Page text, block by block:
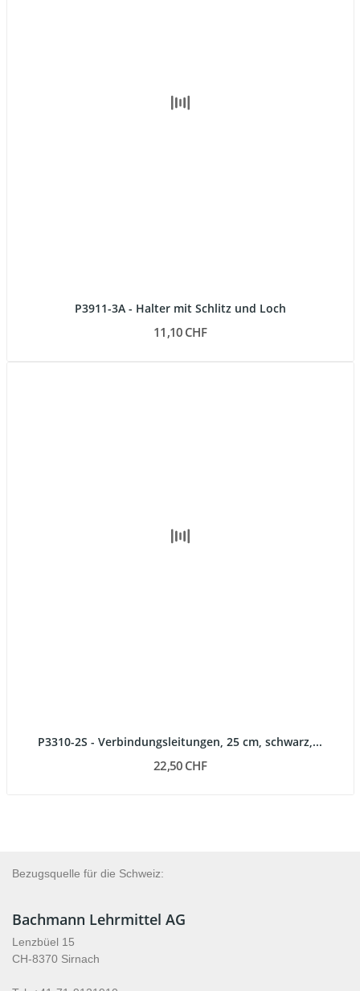
P3911-3A - Halter mit Schlitz und Loch
11,10 CHF
P3310-2S - Verbindungsleitungen, 25 cm, schwarz,...
22,50 CHF
Bezugsquelle für die Schweiz:
Bachmann Lehrmittel AG
Lenzbüel 15
CH-8370 Sirnach